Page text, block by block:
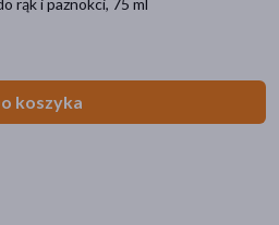
rąk i paznokci, 75 ml
koszyka